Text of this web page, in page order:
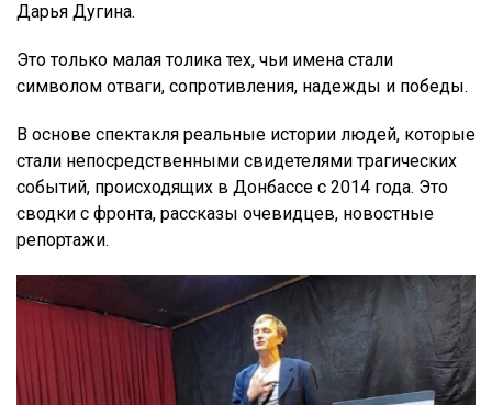
Дарья Дугина.
Это только малая толика тех, чьи имена стали
символом отваги, сопротивления, надежды и победы.
В основе спектакля реальные истории людей, которые
стали непосредственными свидетелями трагических
событий, происходящих в Донбассе с 2014 года. Это
сводки с фронта, рассказы очевидцев, новостные
репортажи.